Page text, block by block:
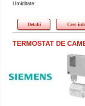
Umiditate:
Detalii Cere
TERMOSTAT DE